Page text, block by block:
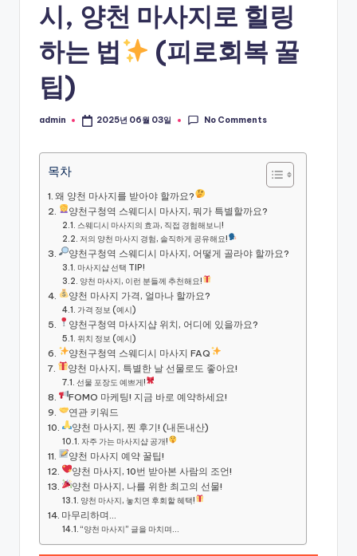
시, 양천 마사지로 힐링
하는 법
(피로회복 꿀
팁)
Posted
admin 2025년 06월 03일 No Comments
목차
왜 양천 마사지를 받아야 할까요?
양천구청역 스웨디시 마사지, 뭐가 특별할까요?
스웨디시 마사지의 효과, 직접 경험해보니!
저의 양천 마사지 경험, 솔직하게 공유해요!
양천구청역 스웨디시 마사지, 어떻게 골라야 할까요?
마사지샵 선택 TIP!
양천 마사지, 이런 분들께 추천해요!
양천 마사지 가격, 얼마나 할까요?
가격 정보 (예시)
양천구청역 마사지샵 위치, 어디에 있을까요?
위치 정보 (예시)
양천구청역 스웨디시 마사지 FAQ
양천 마사지, 특별한 날 선물로도 좋아요!
선물 포장도 예쁘게!
FOMO 마케팅! 지금 바로 예약하세요!
연관 키워드
양천 마사지, 찐 후기! (내돈내산)
자주 가는 마사지샵 공개!
양천 마사지 예약 꿀팁!
양천 마사지, 10번 받아본 사람의 조언!
양천 마사지, 나를 위한 최고의 선물!
양천 마사지, 놓치면 후회할 혜택!
마무리하며…
“양천 마사지” 글을 마치며…